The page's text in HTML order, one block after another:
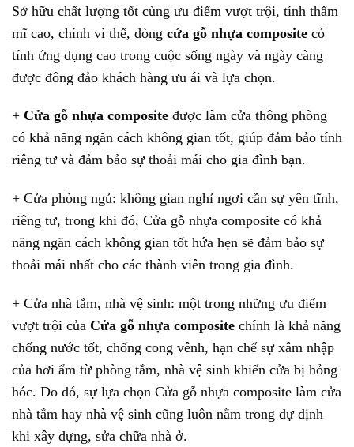
Sở hữu chất lượng tốt cùng ưu điểm vượt trội, tính thẩm
mĩ cao, chính vì thế, dòng cửa gỗ nhựa composite có
tính ứng dụng cao trong cuộc sống ngày và ngày càng
được đông đảo khách hàng ưu ái và lựa chọn.
+ Cửa gỗ nhựa composite được làm cửa thông phòng
có khả năng ngăn cách không gian tốt, giúp đảm bảo tính
riêng tư và đảm bảo sự thoải mái cho gia đình bạn.
+ Cửa phòng ngủ: không gian nghỉ ngơi cần sự yên tĩnh,
riêng tư, trong khi đó, Cửa gỗ nhựa composite có khả
năng ngăn cách không gian tốt hứa hẹn sẽ đảm bảo sự
thoải mái nhất cho các thành viên trong gia đình.
+ Cửa nhà tắm, nhà vệ sinh: một trong những ưu điểm
vượt trội của Cửa gỗ nhựa composite chính là khả năng
chống nước tốt, chống cong vênh, hạn chế sự xâm nhập
của hơi ẩm từ phòng tắm, nhà vệ sinh khiến cửa bị hỏng
hóc. Do đó, sự lựa chọn Cửa gỗ nhựa composite làm cửa
nhà tắm hay nhà vệ sinh cũng luôn nằm trong dự định
khi xây dựng, sửa chữa nhà ở.